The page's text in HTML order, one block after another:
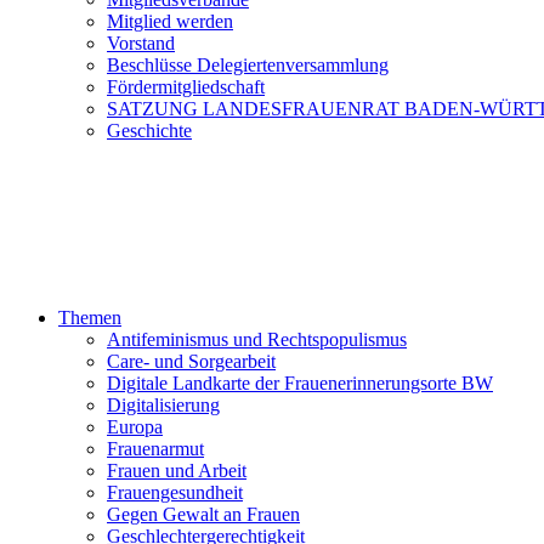
Mitglied werden
Vorstand
Beschlüsse Delegiertenversammlung
Fördermitgliedschaft
SATZUNG LANDESFRAUENRAT BADEN-
Geschichte
Themen
Antifeminismus und Rechtspopulismus
Care- und Sorgearbeit
Digitale Landkarte der Frauenerinnerungsorte BW
Digitalisierung
Europa
Frauenarmut
Frauen und Arbeit
Frauengesundheit
Gegen Gewalt an Frauen
Geschlechtergerechtigkeit